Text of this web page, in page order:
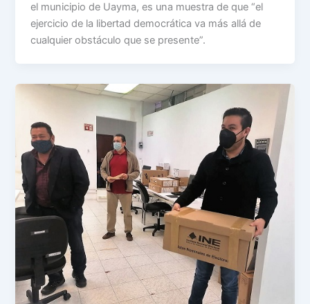
el municipio de Uayma, es una muestra de que “el
ejercicio de la libertad democrática va más allá de
cualquier obstáculo que se presente”.